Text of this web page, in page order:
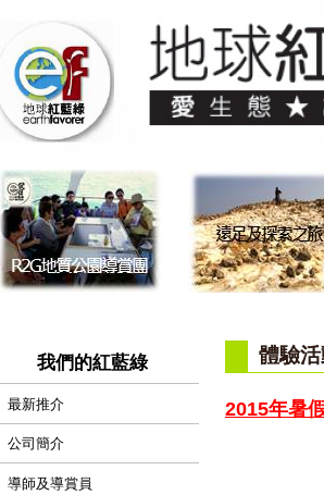
我們的紅藍綠
最新推介
公司簡介
導師及導賞員
體驗
2015年暑